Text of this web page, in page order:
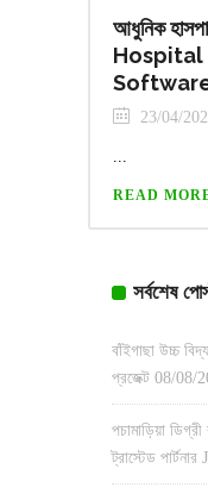
আধুনিক
Hospital
Software
23/04/
...
READ
সর্বশেষ
বাঁইগাছা উচ্চ
প্রজেক্ট 08/08/
পচামাড়িয়া
ট্রাস্টেড